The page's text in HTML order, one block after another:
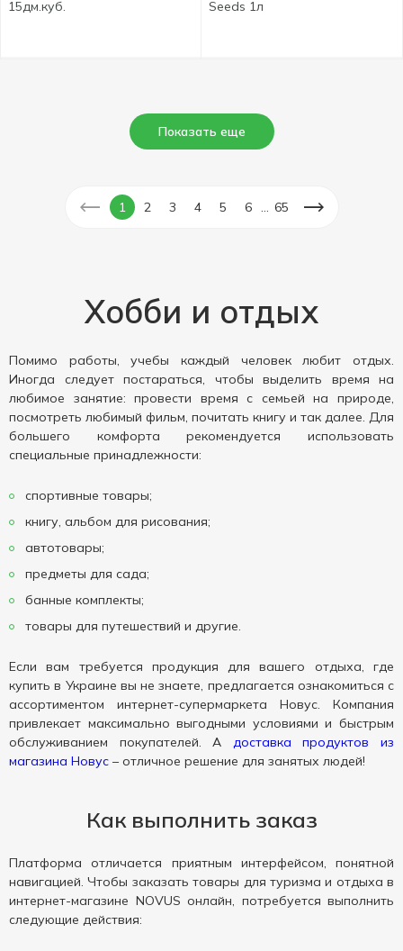
15дм.куб. Seeds 1л
Показать еще
1 2 3 4 5 6 65
Хобби и отдых
Помимо работы, учебы каждый человек любит отдых.
Иногда следует постараться, чтобы выделить время на
любимое занятие: провести время с семьей на природе,
посмотреть любимый фильм, почитать книгу и так далее. Для
большего комфорта рекомендуется использовать
специальные принадлежности:
спортивные товары;
книгу, альбом для рисования;
автотовары;
предметы для сада;
банные комплекты;
товары для путешествий и другие.
Если вам требуется продукция для вашего отдыха, где
купить в Украине вы не знаете, предлагается ознакомиться с
ассортиментом интернет-супермаркета Новус. Компания
привлекает максимально выгодными условиями и быстрым
обслуживанием покупателей. А доставка продуктов из
магазина Новус – отличное решение для занятых людей!
Как выполнить заказ
Платформа отличается приятным интерфейсом, понятной
навигацией. Чтобы заказать товары для туризма и отдыха в
интернет-магазине NOVUS онлайн, потребуется выполнить
следующие действия: